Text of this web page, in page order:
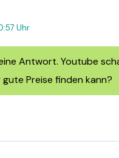
Uhr
Antwort. Youtube
Preise finden kann?